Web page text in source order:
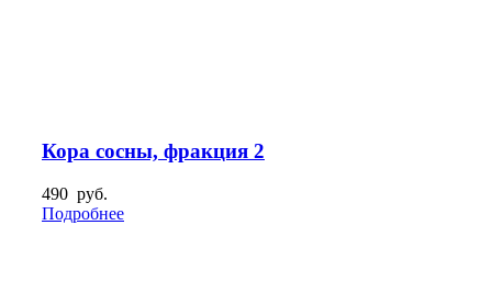
Кора сосны, фракция 2
490 руб.
Подробнее